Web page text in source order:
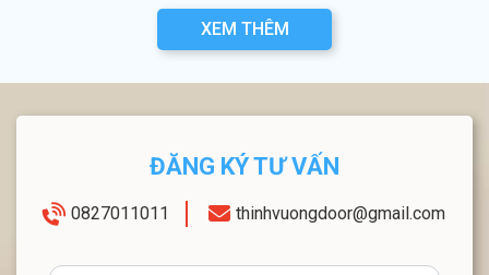
XEM THÊM
ĐĂNG KÝ TƯ VẤN
0827011011 thinhvuongdoor@gmail.com